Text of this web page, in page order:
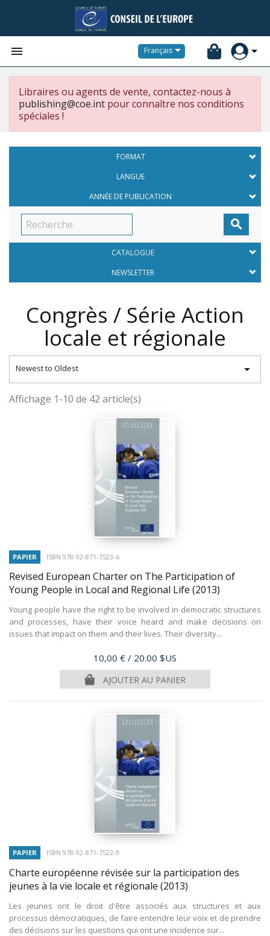
 Français
Libraires ou agents de vente, contactez-nous à
publishing@coe.int pour connaître nos conditions
spéciales !
FORMAT
LANGUE
ANNÉE DE PUBLICATION

CATALOGUE
NEWSLETTER
Congrès / Série Action
locale et régionale
Newest to Oldest 
Affichage 1-10 de 42 article(s)
PAPIER ISBN 978-92-871-7523-6
Revised European Charter on The Participation of
Young People in Local and Regional Life (2013)
Young people have the right to be involved in democratic structures
and processes, have their voice heard and make decisions on
issues that impact on them and their lives. Their diversity...
Prix
10,00 € / 20.00 $US
AJOUTER AU PANIER
PAPIER ISBN 978-92-871-7522-9
Charte européenne révisée sur la participation des
jeunes à la vie locale et régionale (2013)
Les jeunes ont le droit d'être associés aux structures et aux
processus démocratiques, de faire entendre leur voix et de prendre
des décisions sur les questions qui ont une incidence sur...